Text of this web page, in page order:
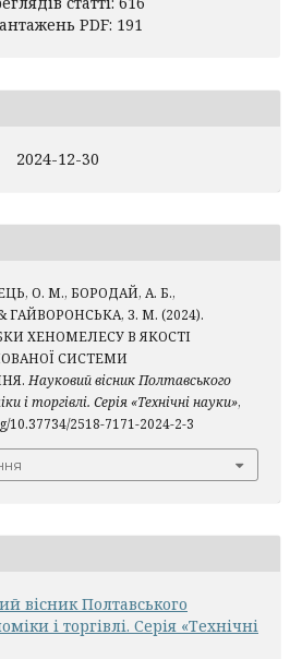
PDF: 191
2024-12-30
О. М., БОРОДАЙ, А. Б.,
З. М. (2024).
ХЕНОМЕЛЕСУ В ЯКОСТІ
СИСТЕМИ
Науковий вісник Полтавського
і торгівлі. Серія «Технічні науки»,
10.37734/2518-7171-2024-2-3
вісник Полтавського
і торгівлі. Серія «Технічні